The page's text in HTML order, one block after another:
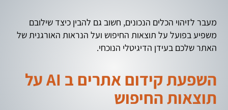
מעבר לזיהוי הכלים הנכונים, חשוב גם להבין כיצד שילובם
משפיע בפועל על תוצאות החיפוש ועל הנראות האורגנית של
האתר שלכם בעידן הדיגיטלי הנוכחי.
השפעת קידום אתרים ב AI על
תוצאות החיפוש